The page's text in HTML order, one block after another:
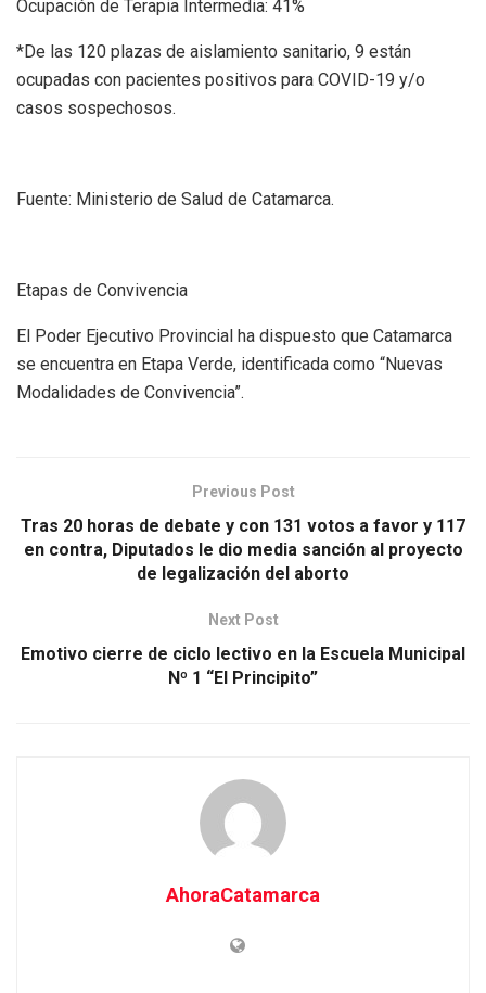
Ocupación de Terapia Intermedia: 41%
*De las 120 plazas de aislamiento sanitario, 9 están
ocupadas con pacientes positivos para COVID-19 y/o
casos sospechosos.
Fuente: Ministerio de Salud de Catamarca.
Etapas de Convivencia
El Poder Ejecutivo Provincial ha dispuesto que Catamarca
se encuentra en Etapa Verde, identificada como “Nuevas
Modalidades de Convivencia”.
Previous Post
Tras 20 horas de debate y con 131 votos a favor y 117
en contra, Diputados le dio media sanción al proyecto
de legalización del aborto
Next Post
Emotivo cierre de ciclo lectivo en la Escuela Municipal
Nº 1 “El Principito”
AhoraCatamarca